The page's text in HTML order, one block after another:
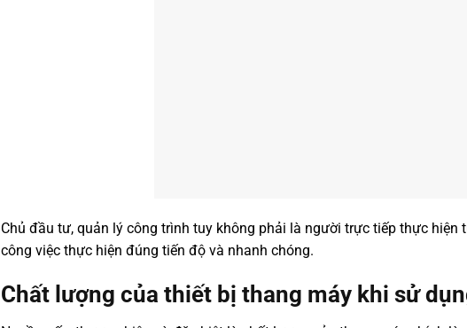
Chủ đầu tư, quản lý công trình tuy không phải là người trực tiếp thực
công việc thực hiện đúng tiến độ và nhanh chóng.
Chất lượng của thiết bị thang máy khi sử